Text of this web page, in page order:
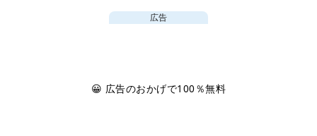
広告
😀 広告のおかげで100％無料